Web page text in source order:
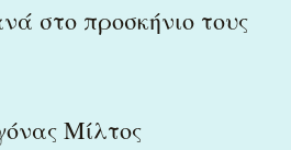
στο προσκήνιο τους
Μίλτος